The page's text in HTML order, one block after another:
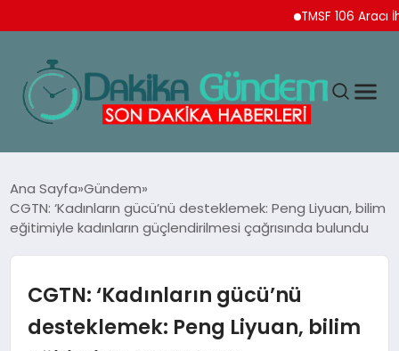
TMSF 106 Aracı
TEKNOLOJI
SPOR
YAŞAM
Ana Sayfa Gündem
CGTN: ‘Kadınların gücü’nü desteklemek: Peng Liyuan, bilim
eğitimiyle kadınların güçlendirilmesi çağrısında bulundu
CGTN: ‘Kadınların gücü’nü
desteklemek: Peng Liyuan, bilim